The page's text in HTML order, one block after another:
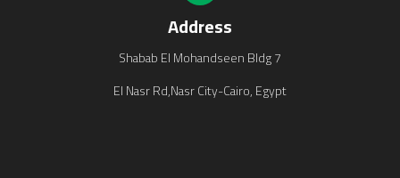
Address
7 Shabab El Mohandseen Bldg
El Nasr Rd,Nasr City-Cairo, Egypt